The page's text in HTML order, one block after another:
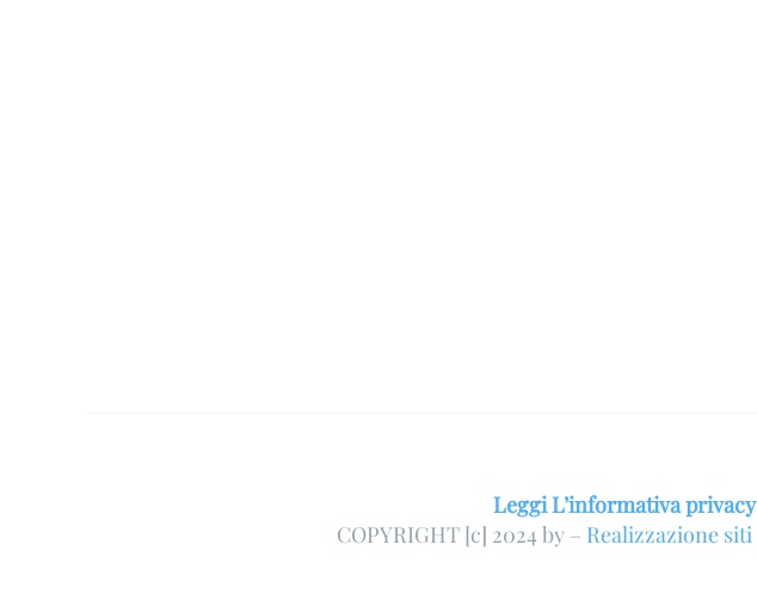
Leggi L’informativa privacy
COPYRIGHT [c] 2024 by – Realizzazione